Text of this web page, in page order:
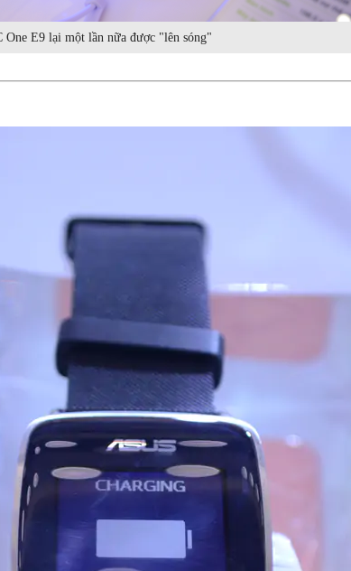
One E9 lại một lần nữa được "lên sóng"